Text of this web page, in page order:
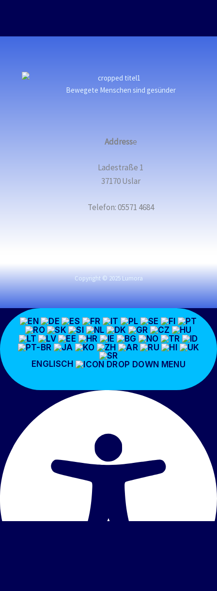
Bewegete Menschen sind gesünder
Addresse
Ladestraße 1
37170 Uslar
Telefon: 05571 4684
Copyright © 2025 Lumora
ENGLISCH